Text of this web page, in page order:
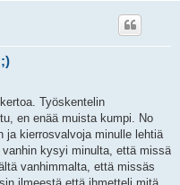
Työskentelin
en enää muista kumpi. No
ja kierrosvalvoja minulle lehtiä
kysyi minulta, että missä
vanhimmalta, että missäs